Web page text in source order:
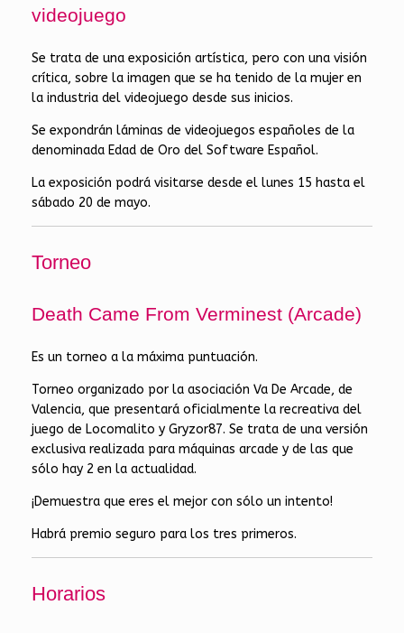
videojuego
Se trata de una exposición artística, pero con una visión
crítica, sobre la imagen que se ha tenido de la mujer en
la industria del videojuego desde sus inicios.
Se expondrán láminas de videojuegos españoles de la
denominada Edad de Oro del Software Español.
La exposición podrá visitarse desde el lunes 15 hasta el
sábado 20 de mayo.
Torneo
Death Came From Verminest (Arcade)
Es un torneo a la máxima puntuación.
Torneo organizado por la asociación Va De Arcade, de
Valencia, que presentará oficialmente la recreativa del
juego de Locomalito y Gryzor87. Se trata de una versión
exclusiva realizada para máquinas arcade y de las que
sólo hay 2 en la actualidad.
¡Demuestra que eres el mejor con sólo un intento!
Habrá premio seguro para los tres primeros.
Horarios